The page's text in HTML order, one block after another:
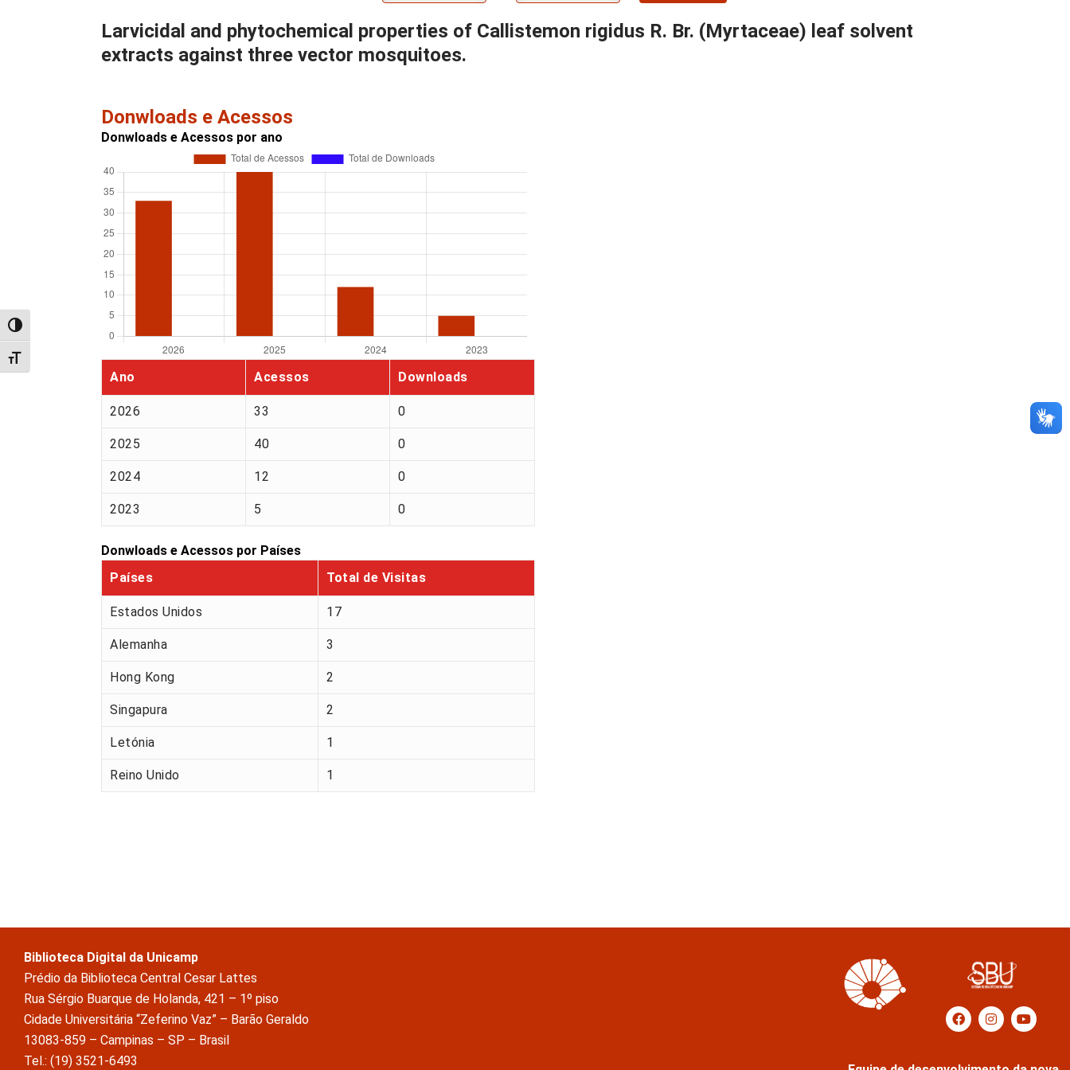
Alternar alto contraste
Alternar tamanho da fonte
Larvicidal and phytochemical properties of Callistemon rigidus R. Br. (Myrtaceae) leaf solvent
extracts against three vector mosquitoes.
Donwloads e Acessos
Donwloads e Acessos por ano
Ano Acessos Downloads
2026 33 0
2025 40 0
2024 12 0
2023 5 0
Donwloads e Acessos por Países
Países
Total de Visitas
Estados Unidos 17
Alemanha 3
Hong Kong 2
Singapura 2
Letónia 1
Reino Unido 1
Biblioteca Digital da Unicamp
Prédio da Biblioteca Central Cesar Lattes
Rua Sérgio Buarque de Holanda, 421 – 1º piso
Cidade Universitária “Zeferino Vaz” – Barão Geraldo
13083-859 – Campinas – SP – Brasil
Tel.: (19) 3521-6493